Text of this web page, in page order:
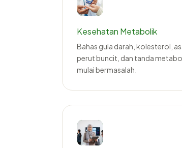
Kesehatan Metabolik
Bahas gula darah, kolesterol,
perut buncit, dan tanda
mulai bermasalah.